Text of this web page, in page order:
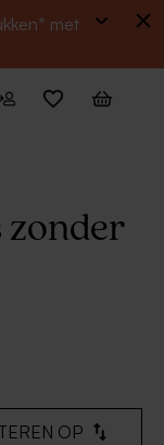
met
zonder
OP